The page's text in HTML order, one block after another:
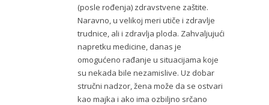
(posle rođenja) zdravstvene zaštite.
Naravno, u velikoj meri utiče i zdravlje
trudnice, ali i zdravlja ploda. Zahvaljujući
napretku medicine, danas je
omogućeno rađanje u situacijama koje
su nekada bile nezamislive. Uz dobar
stručni nadzor, žena može da se ostvari
kao majka i ako ima ozbiljno srčano